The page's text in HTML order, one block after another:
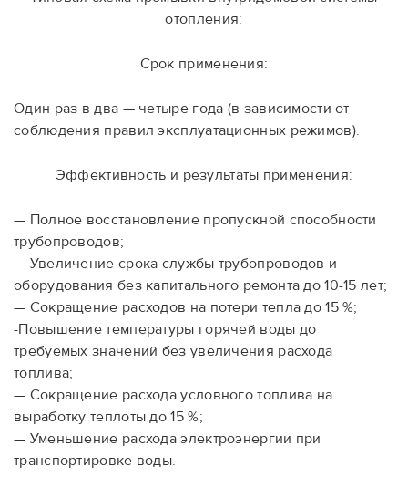
отопления:
Срок применения:
Один раз в два — четыре года (в зависимости от
соблюдения правил эксплуатационных режимов).
Эффективность и результаты применения:
— Полное восстановление пропускной способности
трубопроводов;
— Увеличение срока службы трубопроводов и
оборудования без капитального ремонта до 10-15 лет;
— Сокращение расходов на потери тепла до 15 %;
-Повышение температуры горячей воды до
требуемых значений без увеличения расхода
топлива;
— Сокращение расхода условного топлива на
выработку теплоты до 15 %;
— Уменьшение расхода электроэнергии при
транспортировке воды.